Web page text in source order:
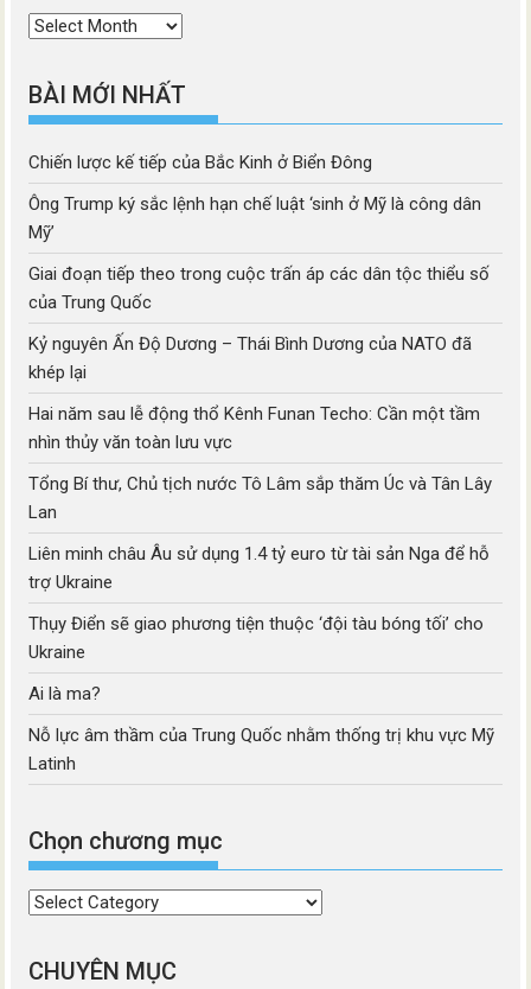
Thời
BÀI MỚI NHẤT
Chiến lược kế tiếp của Bắc Kinh ở Biển Đông
Ông Trump ký sắc lệnh hạn chế luật ‘sinh ở Mỹ là công dân
Mỹ’
Giai đoạn tiếp theo trong cuộc trấn áp các dân tộc thiểu số
của Trung Quốc
Kỷ nguyên Ấn Độ Dương – Thái Bình Dương của NATO đã
khép lại
Hai năm sau lễ động thổ Kênh Funan Techo: Cần một tầm
nhìn thủy văn toàn lưu vực
Tổng Bí thư, Chủ tịch nước Tô Lâm sắp thăm Úc và Tân Lây
Lan
Liên minh châu Âu sử dụng 1.4 tỷ euro từ tài sản Nga để hỗ
trợ Ukraine
Thụy Điển sẽ giao phương tiện thuộc ‘đội tàu bóng tối’ cho
Ukraine
Ai là ma?
Nỗ lực âm thầm của Trung Quốc nhằm thống trị khu vực Mỹ
Latinh
Chọn chương mục
Chọn
mục
CHUYÊN MỤC